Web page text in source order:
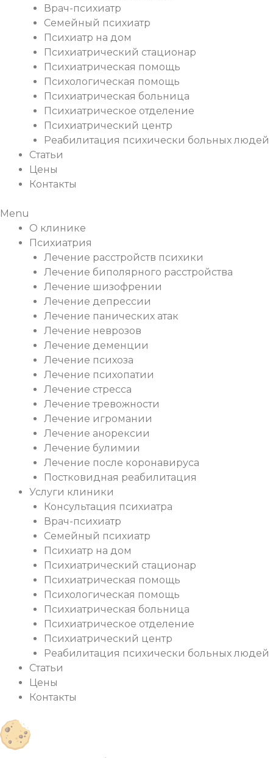
Врач-психиатр
Семейный психиатр
Психиатр на дом
Психиатрический стационар
Психиатрическая помощь
Психологическая помощь
Психиатрическая больница
Психиатрическое отделение
Психиатрический центр
Реабилитация психически больных людей
Статьи
Цены
Контакты
Menu
О клинике
Психиатрия
Лечение расстройств психики
Лечение биполярного расстройства
Лечение шизофрении
Лечение депрессии
Лечение панических атак
Лечение неврозов
Лечение деменции
Лечение психоза
Лечение психопатии
Лечение стресса
Лечение тревожности
Лечение игромании
Лечение анорексии
Лечение булимии
Лечение после коронавируса
Постковидная реабилитация
Услуги клиники
Консультация психиатра
Врач-психиатр
Семейный психиатр
Психиатр на дом
Психиатрический стационар
Психиатрическая помощь
Психологическая помощь
Психиатрическая больница
Психиатрическое отделение
Психиатрический центр
Реабилитация психически больных людей
Статьи
Цены
Контакты